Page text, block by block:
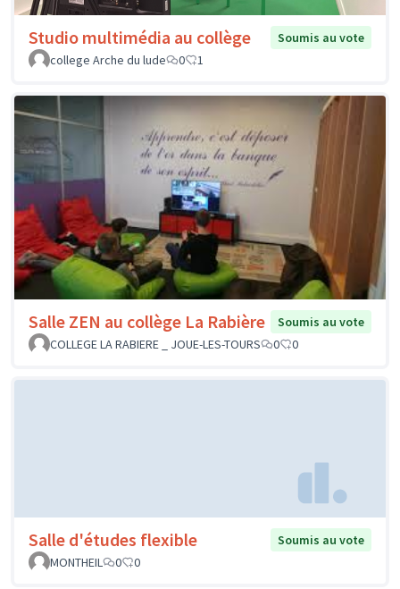
Studio multimédia au collège
Soumis au vote
college Arche du lude
0 1
Salle ZEN au collège La Rabière
Soumis au vote
COLLEGE LA RABIERE _ JOUE-LES-TOURS
0 0
Salle d'études flexible
Soumis au vote
MONTHEIL
0 0